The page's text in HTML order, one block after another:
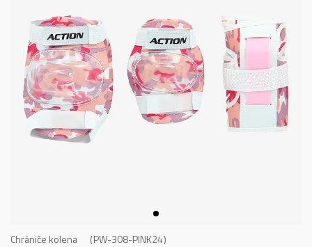
Chrániče kolena PW-308-PINK24